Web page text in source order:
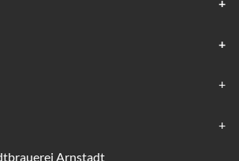
Arnstadt